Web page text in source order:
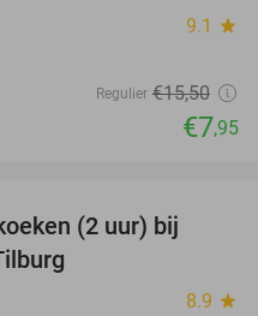
9.1 star
Regulier €15,50
€7,95
(2 uur) bij
8.9 star